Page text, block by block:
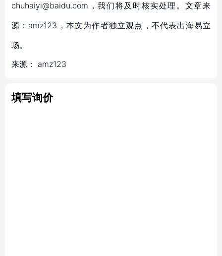
chuhaiyi@baidu.com，我们将及时核实处理。文章来
源：amz123，本文为作者独立观点，不代表出海易立
场。
来源： amz123
填写询价